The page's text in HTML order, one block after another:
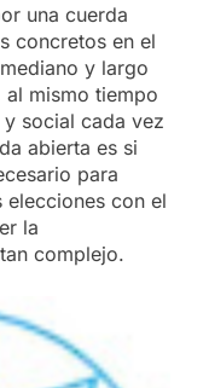
una cuerda
concretos en el
y largo
mismo tiempo
social cada vez
abierta es si
para
con el
la
complejo.